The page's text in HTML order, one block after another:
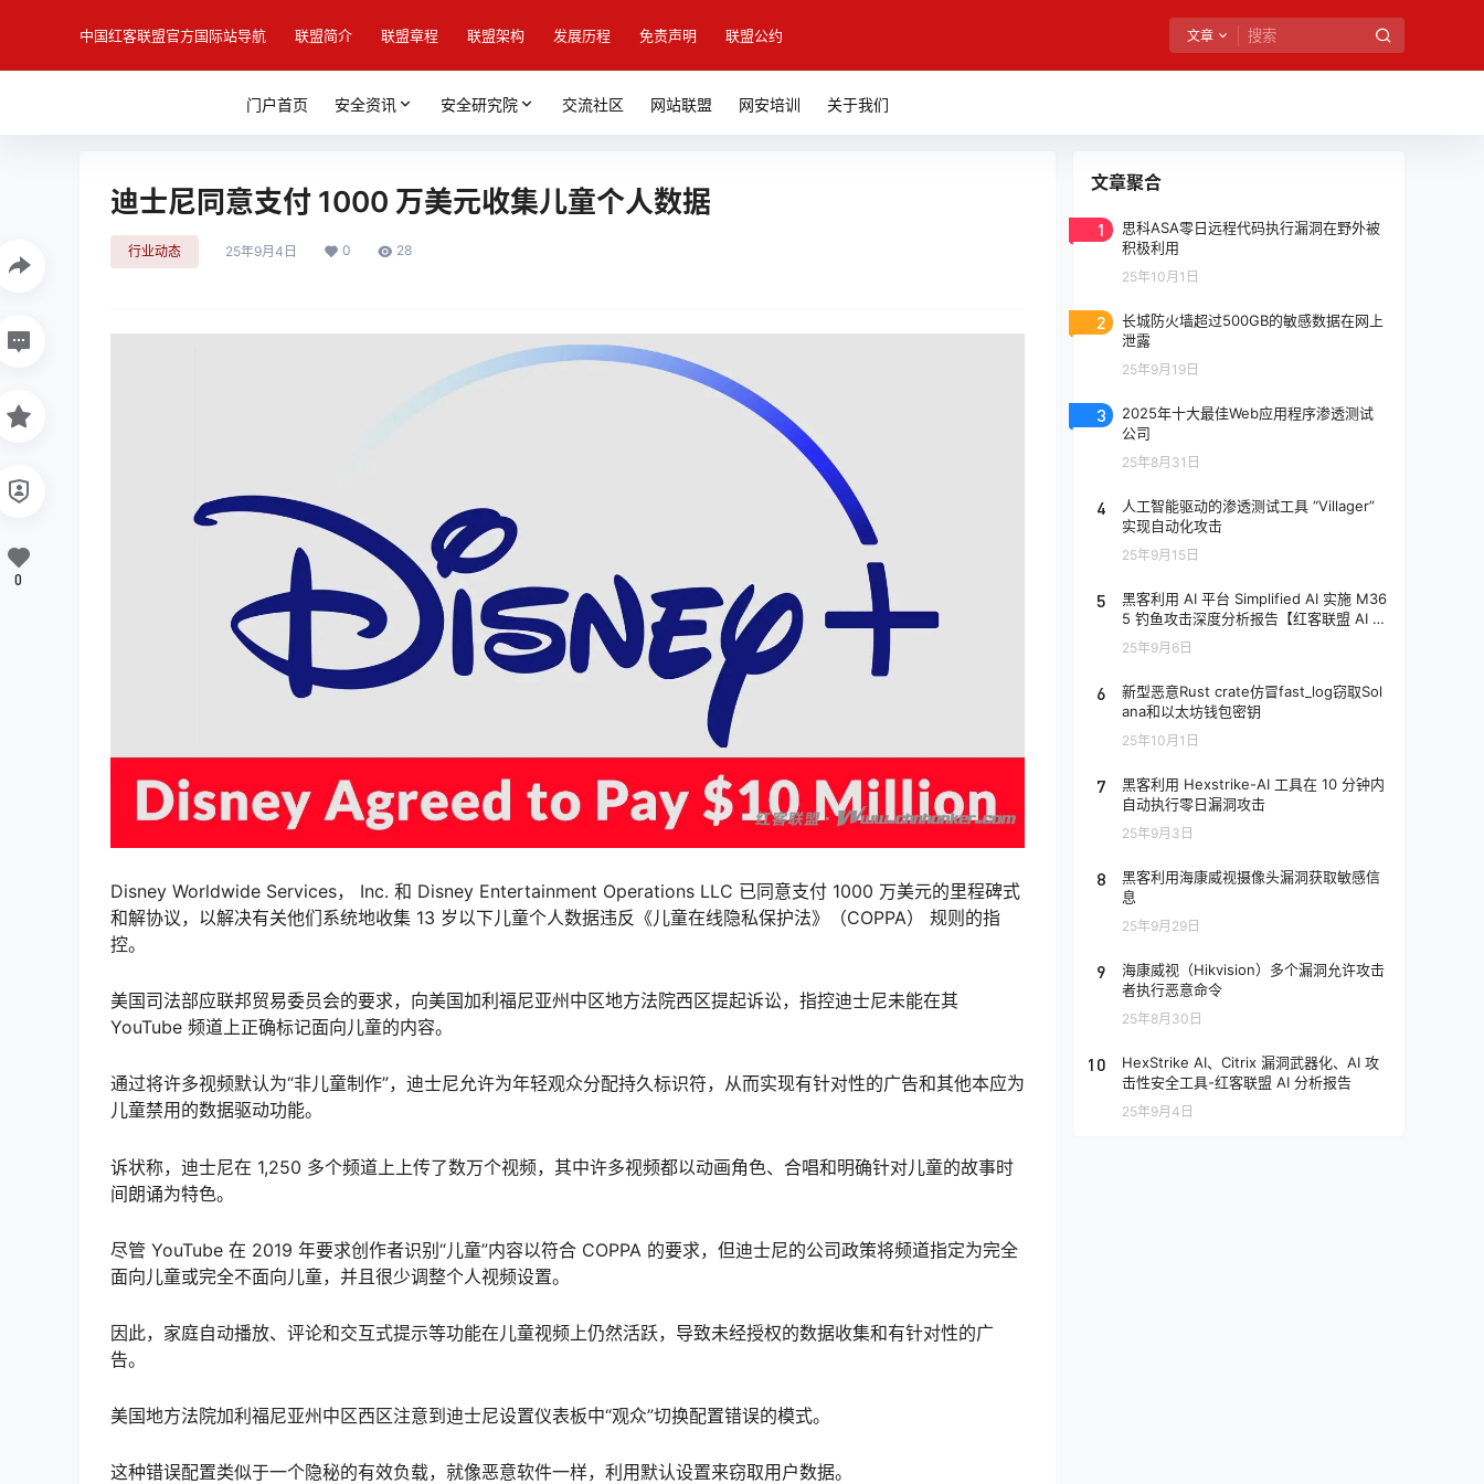
中国红客联盟官方国际站导航 联盟简介 联盟章程 联盟架构 发展历程 免责声明 联盟公约 文章
门户首页 安全资讯 安全研究院 交流社区 网站联盟 网安培训 关于我们
迪士尼同意支付 1000 万美元收集儿童个人数据
行业动态 25年9月4日 0 28
Disney Worldwide Services， Inc. 和 Disney Entertainment Operations LLC 已同意支付 1000 万美元的里程碑式
和解协议，以解决有关他们系统地收集 13 岁以下儿童个人数据违反《儿童在线隐私保护法》（COPPA） 规则的指
控。
美国司法部应联邦贸易委员会的要求，向美国加利福尼亚州中区地方法院西区提起诉讼，指控迪士尼未能在其
YouTube 频道上正确标记面向儿童的内容。
通过将许多视频默认为“非儿童制作”，迪士尼允许为年轻观众分配持久标识符，从而实现有针对性的广告和其他本应为
儿童禁用的数据驱动功能。
诉状称，迪士尼在 1,250 多个频道上上传了数万个视频，其中许多视频都以动画角色、合唱和明确针对儿童的故事时
间朗诵为特色。
尽管 YouTube 在 2019 年要求创作者识别“儿童”内容以符合 COPPA 的要求，但迪士尼的公司政策将频道指定为完全
面向儿童或完全不面向儿童，并且很少调整个人视频设置。
因此，家庭自动播放、评论和交互式提示等功能在儿童视频上仍然活跃，导致未经授权的数据收集和有针对性的广
告。
美国地方法院加利福尼亚州中区西区注意到迪士尼设置仪表板中“观众”切换配置错误的模式。
这种错误配置类似于一个隐秘的有效负载，就像恶意软件一样，利用默认设置来窃取用户数据。
0
文章聚合
1
思科ASA零日远程代码执行漏洞在野外被
积极利用
25年10月1日
2
长城防火墙超过500GB的敏感数据在网上
泄露
25年9月19日
3
2025年十大最佳Web应用程序渗透测试
公司
25年8月31日
4
人工智能驱动的渗透测试工具 “Villager”
实现自动化攻击
25年9月15日
5
黑客利用 AI 平台 Simplified AI 实施 M36
5 钓鱼攻击深度分析报告【红客联盟 AI 分
析】
25年9月6日
6
新型恶意Rust crate仿冒fast_log窃取Sol
ana和以太坊钱包密钥
25年10月1日
7
黑客利用 Hexstrike-AI 工具在 10 分钟内
自动执行零日漏洞攻击
25年9月3日
8
黑客利用海康威视摄像头漏洞获取敏感信
息
25年9月29日
9
海康威视（Hikvision）多个漏洞允许攻击
者执行恶意命令
25年8月30日
10
HexStrike AI、Citrix 漏洞武器化、AI 攻
击性安全工具-红客联盟 AI 分析报告
25年9月4日